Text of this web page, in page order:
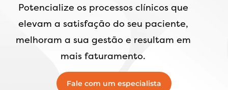
Potencialize os processos clínicos que
elevam a satisfação do seu paciente,
melhoram a sua gestão e resultam em
mais faturamento.
Fale com um especialista